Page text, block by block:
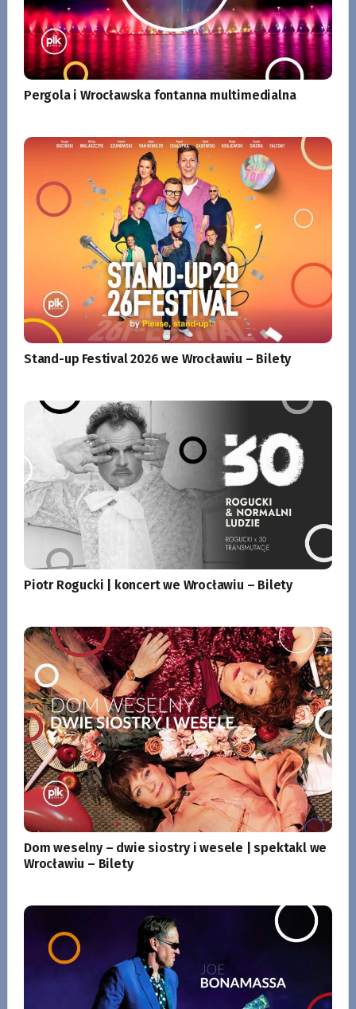
Pergola i Wrocławska fontanna multimedialna
Stand-up Festival 2026 we Wrocławiu – Bilety
Piotr Rogucki | koncert we Wrocławiu – Bilety
Dom weselny – dwie siostry i wesele | spektakl we
Wrocławiu – Bilety